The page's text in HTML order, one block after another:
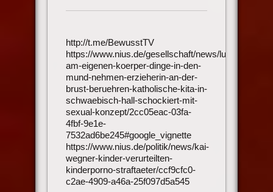
http://t.me/BewusstTV
https://www.nius.de/gesellschaft/news/lust-
am-eigenen-koerper-dinge-in-den-
mund-nehmen-erzieherin-an-der-
brust-beruehren-katholische-kita-in-
schwaebisch-hall-schockiert-mit-
sexual-konzept/2cc05eac-03fa-
4fbf-9e1e-
7532ad6be245#google_vignette
https://www.nius.de/politik/news/kai-
wegner-kinder-verurteilten-
kinderporno-straftaeter/ccf9cfc0-
c2ae-4909-a46a-25f097d5a545